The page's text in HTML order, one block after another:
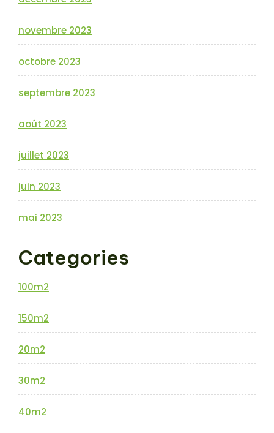
novembre 2023
octobre 2023
septembre 2023
août 2023
juillet 2023
juin 2023
mai 2023
Categories
100m2
150m2
20m2
30m2
40m2